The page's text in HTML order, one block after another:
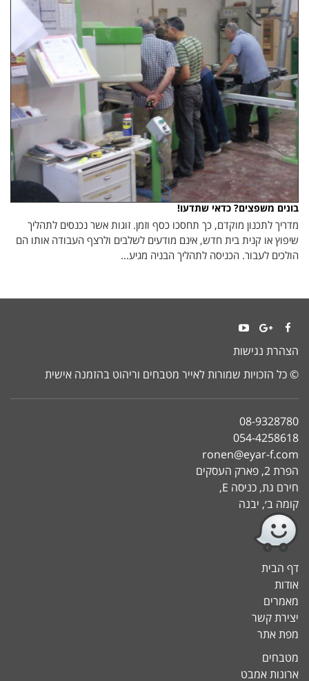
בונים משפצים? כדאי שתדעו!
מדריך לתכנון מוקדם, כך תחסכו כסף וזמן. זוגות אשר נכנסים לתהליך
שיפוץ או קנית בית חדש, אינם מודעים לשלבים ולרצף העבודה אותו הם
הולכים לעבור. הכניסה לתהליך הבניה מגיע...
Facebook
Google+
YouTubeהצהרת נגישות
© כל הזכויות שמורות לאייר מטבחים וריהוט בהזמנה אישית
08-9328780
054-4258618
ronen@eyar-f.com
הפרת 2, פארק העסקים
חירם גת, כניסה E,
קומה ב׳, יבנה
דף הבית
אודות
מאמרים
יצירת קשר
מפת אתר
מטבחים
ארונות אמבט